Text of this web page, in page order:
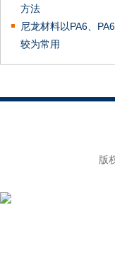
方法
尼龙材料以PA6、
较为常用
版